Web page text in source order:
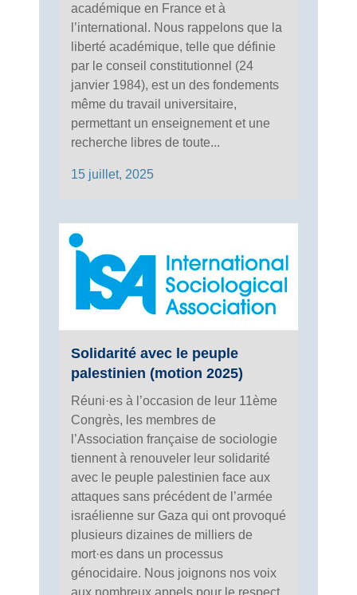
académique en France et à
l’international. Nous rappelons que la
liberté académique, telle que définie
par le conseil constitutionnel (24
janvier 1984), est un des fondements
même du travail universitaire,
permettant un enseignement et une
recherche libres de toute...
15 juillet, 2025
Solidarité avec le peuple
palestinien (motion 2025)
Réuni·es à l’occasion de leur 11ème
Congrès, les membres de
l’Association française de sociologie
tiennent à renouveler leur solidarité
avec le peuple palestinien face aux
attaques sans précédent de l’armée
israélienne sur Gaza qui ont provoqué
plusieurs dizaines de milliers de
mort·es dans un processus
génocidaire. Nous joignons nos voix
aux nombreux appels pour le respect